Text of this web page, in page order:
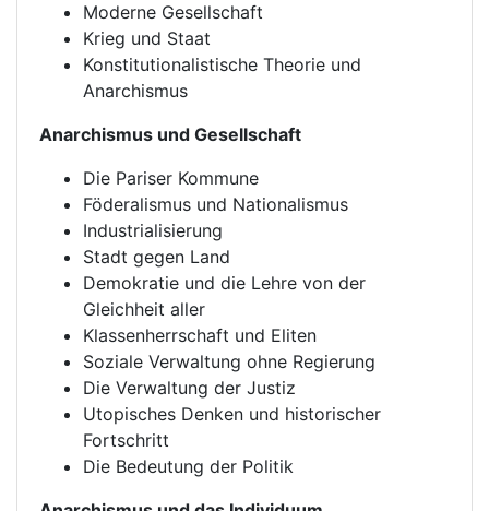
Moderne Gesellschaft
Krieg und Staat
Konstitutionalistische Theorie und
Anarchismus
Anarchismus und Gesellschaft
Die Pariser Kommune
Föderalismus und Nationalismus
Industrialisierung
Stadt gegen Land
Demokratie und die Lehre von der
Gleichheit aller
Klassenherrschaft und Eliten
Soziale Verwaltung ohne Regierung
Die Verwaltung der Justiz
Utopisches Denken und historischer
Fortschritt
Die Bedeutung der Politik